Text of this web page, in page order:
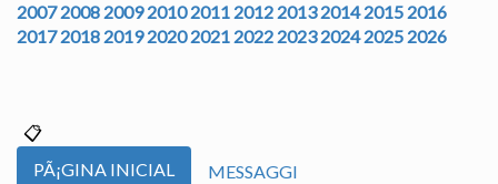
2007 2008 2009 2010 2011 2012 2013 2014 2015 2016
2017 2018 2019 2020 2021 2022 2023 2024 2025 2026
PÃ¡GINA INICIAL MESSAGGI